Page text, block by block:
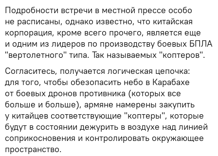
Подробности встречи в местной прессе особо
не расписаны, однако известно, что китайская
корпорация, кроме всего прочего, является еще
и одним из лидеров по производству боевых БПЛА
"вертолетного" типа. Так называемых "коптеров".
Согласитесь, получается логическая цепочка:
для того, чтобы обезопасить небо в Карабахе
от боевых дронов противника (которых все
больше и больше), армяне намерены закупить
у китайцев соответствующие "коптеры", которые
будут в состоянии дежурить в воздухе над линией
соприкосновения и контролировать окружающее
пространство.